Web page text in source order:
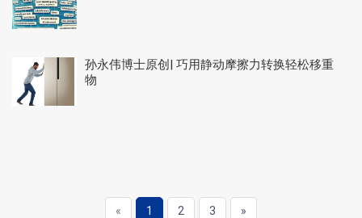
孙永伟博士原创| 巧用静动摩擦力转换轻松移重
物
« 1 2 3 »